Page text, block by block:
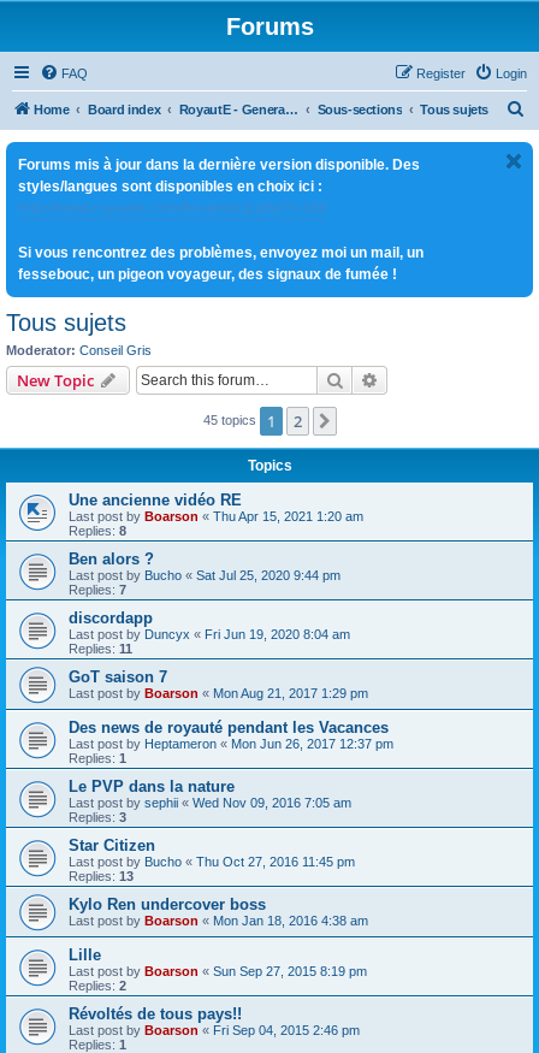
Forums
FAQ Login
Register
Home Board index RoyautE - General Multi-jeux Sous-sections Tous sujets
Forums mis à jour dans la dernière version disponible. Des
styles/langues sont disponibles en choix ici :
http://www.royaute.com/forum/ucp.php?i=180
Si vous rencontrez des problèmes, envoyez moi un mail, un
fessebouc, un pigeon voyageur, des signaux de fumée !
Tous sujets
Moderator: Conseil Gris
New Topic Search
45 topics 1 2
Topics
Une ancienne vidéo RE
Last post by Boarson « Thu Apr 15, 2021 1:20 am
Replies: 8
Ben alors ?
Last post by Bucho « Sat Jul 25, 2020 9:44 pm
Replies: 7
discordapp
Last post by Duncyx « Fri Jun 19, 2020 8:04 am
Replies: 11
GoT saison 7
Last post by Boarson « Mon Aug 21, 2017 1:29 pm
Des news de royauté pendant les Vacances
Last post by Heptameron « Mon Jun 26, 2017 12:37 pm
Replies: 1
Le PVP dans la nature
Last post by sephii « Wed Nov 09, 2016 7:05 am
Replies: 3
Star Citizen
Last post by Bucho « Thu Oct 27, 2016 11:45 pm
Replies: 13
Kylo Ren undercover boss
Last post by Boarson « Mon Jan 18, 2016 4:38 am
Lille
Last post by Boarson « Sun Sep 27, 2015 8:19 pm
Replies: 2
Révoltés de tous pays!!
Last post by Boarson « Fri Sep 04, 2015 2:46 pm
Replies: 1